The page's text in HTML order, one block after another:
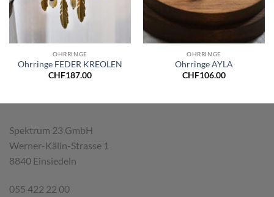
OHRRINGE
Ohrringe FEDER KREOLEN
CHF187.00
OHRRINGE
Ohrringe AYLA
CHF106.00
Spektrum 23 GmbH
Werner-Kälin-Strasse 1
8840 Einsiedeln
055 422 22 00